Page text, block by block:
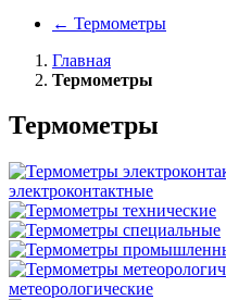
← Термометры
Главная
Термометры
Термометры
электроконтактные
метеорологические